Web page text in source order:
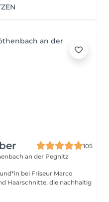
105
an der Pegnitz
Haarschnitte, die nachhaltig